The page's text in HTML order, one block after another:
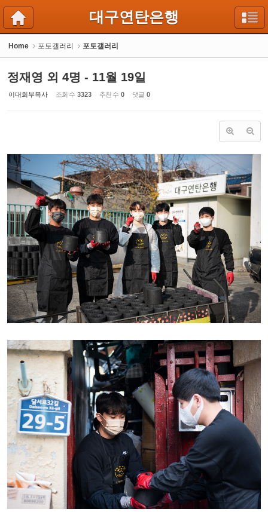
대구연탄은행
Home 포토갤러리 포토갤러리
정재영 외 4명 - 11월 19일
이대희부목사 조회 수 3323 추천 수 0 댓글 0